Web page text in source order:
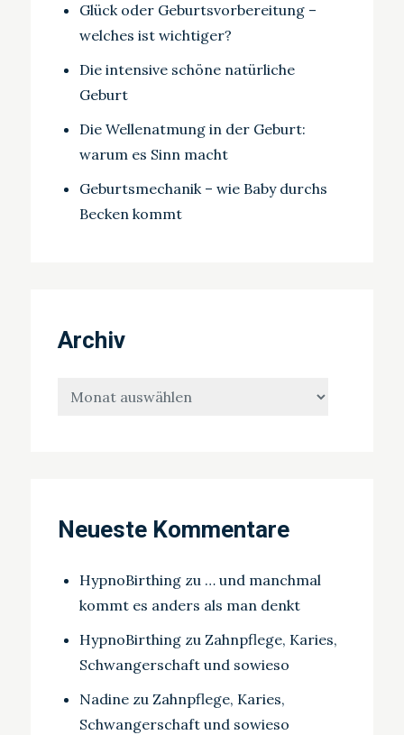
Glück oder Geburtsvorbereitung –
welches ist wichtiger?
Die intensive schöne natürliche
Geburt
Die Wellenatmung in der Geburt:
warum es Sinn macht
Geburtsmechanik – wie Baby durchs
Becken kommt
Archiv
Archiv
Neueste Kommentare
HypnoBirthingzu … und manchmal
kommt es anders als man denkt
HypnoBirthingzu Zahnpflege, Karies,
Schwangerschaft und sowieso
Nadinezu Zahnpflege, Karies,
Schwangerschaft und sowieso